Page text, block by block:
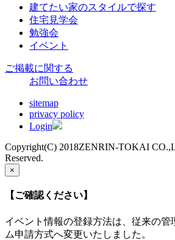
建てたい家のスタイルで探す
住宅見学会
勉強会
イベント
ご掲載に関する
お問い合わせ
sitemap
privacy policy
Login
Copyright(C) 2018ZENRIN-TOKAI
Reserved.
×
【ご確認ください】
イベント情報の登録方法は、従来の管
ム申請方式へ変更いたしました。